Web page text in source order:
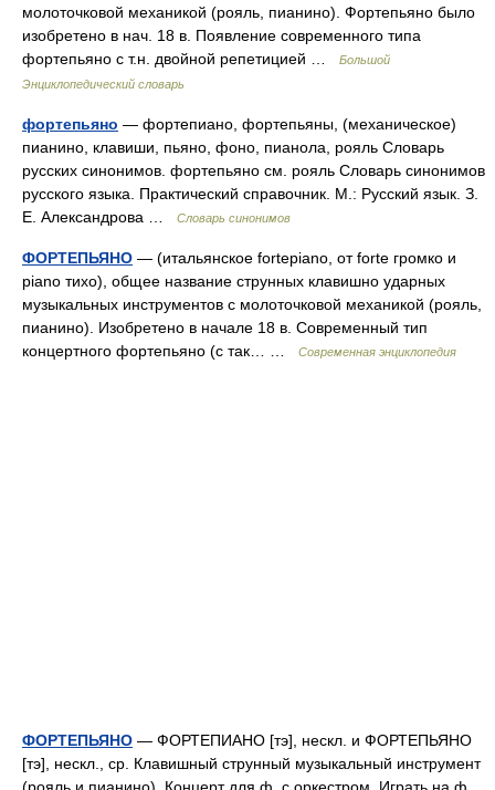
молоточковой механикой (рояль, пианино). Фортепьяно было
изобретено в нач. 18 в. Появление современного типа
фортепьяно с т.н. двойной репетицией …
Большой
Энциклопедический словарь
фортепьяно — фортепиано, фортепьяны, (механическое)
пианино, клавиши, пьяно, фоно, пианола, рояль Словарь
русских синонимов. фортепьяно см. рояль Словарь синонимов
русского языка. Практический справочник. М.: Русский язык. З.
Е. Александрова …
Словарь синонимов
ФОРТЕПЬЯНО — (итальянское fortepiano, от forte громко и
piano тихо), общее название струнных клавишно ударных
музыкальных инструментов с молоточковой механикой (рояль,
пианино). Изобретено в начале 18 в. Современный тип
концертного фортепьяно (с так… …
Современная энциклопедия
ФОРТЕПЬЯНО — ФОРТЕПИАНО [тэ], нескл. и ФОРТЕПЬЯНО
[тэ], нескл., ср. Клавишный струнный музыкальный инструмент